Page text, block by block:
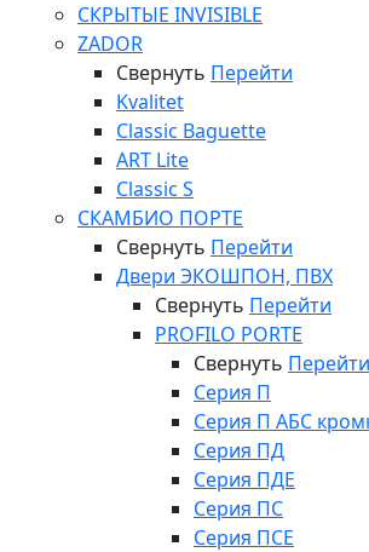
СКРЫТЫЕ INVISIBLE
ZADOR
Свернуть Перейти
Kvalitet
Classic Baguette
ART Lite
Classic S
СКАМБИО ПОРТЕ
Свернуть Перейти
Двери ЭКОШПОН, ПВХ
Свернуть Перейти
PROFILO PORTE
Свернуть Перейти
Серия П
Серия П АБС
Серия ПД
Серия ПДЕ
Серия ПС
Серия ПСЕ